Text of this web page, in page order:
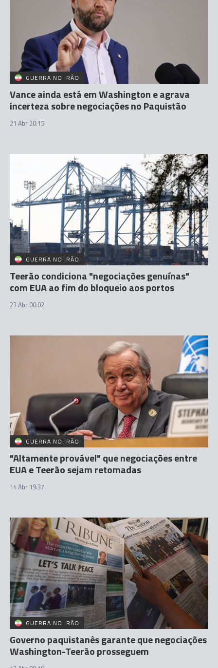
GUERRA NO IRÃO
Vance ainda está em Washington e agrava
incerteza sobre negociações no Paquistão
21 Abr 20:15
GUERRA NO IRÃO
Teerão condiciona "negociações genuínas"
com EUA ao fim do bloqueio aos portos
23 Abr 00:02
GUERRA NO IRÃO
"Altamente provável" que negociações entre
EUA e Teerão sejam retomadas
14 Abr 19:37
GUERRA NO IRÃO
Governo paquistanês garante que negociações
Washington-Teerão prosseguem